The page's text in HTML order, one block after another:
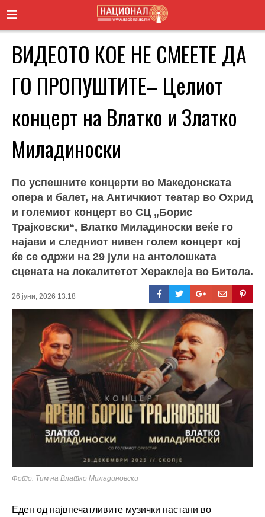
ВИДЕОТО КОЕ НЕ СМЕЕТЕ ДА
ГО ПРОПУШТИТЕ– Целиот
концерт на Влатко и Златко
Миладиноски
По успешните концерти во Македонската
опера и балет, на Античкиот театар во Охрид
и големиот концерт во СЦ „Борис
Трајковски“, Влатко Миладиноски веќе го
најави и следниот нивен голем концерт кој
ќе се одржи на 29 јули на антолошката
сцената на локалитетот Хераклеја во Битола.
26 јуни, 2026 13:18
Фото: Тим на Влатко Миладиновски
Еден од највпечатливите музички настани во